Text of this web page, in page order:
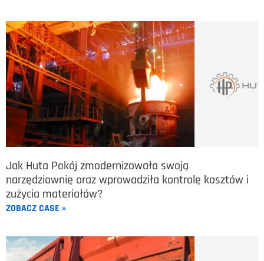
Jak Huta Pokój zmodernizowała swoją
narzędziownię oraz wprowadziła kontrolę kosztów i
zużycia materiałów?
ZOBACZ CASE »